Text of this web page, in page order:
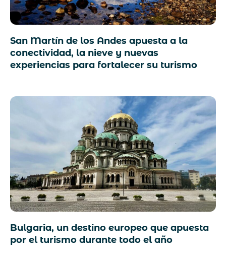
San Martín de los Andes apuesta a la
conectividad, la nieve y nuevas
experiencias para fortalecer su turismo
Bulgaria, un destino europeo que apuesta
por el turismo durante todo el año